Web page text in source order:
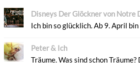
Disneys Der Glöckner von Notre
Ich bin so glücklich. Ab 9. April bin
Peter & Ich
Träume. Was sind schon